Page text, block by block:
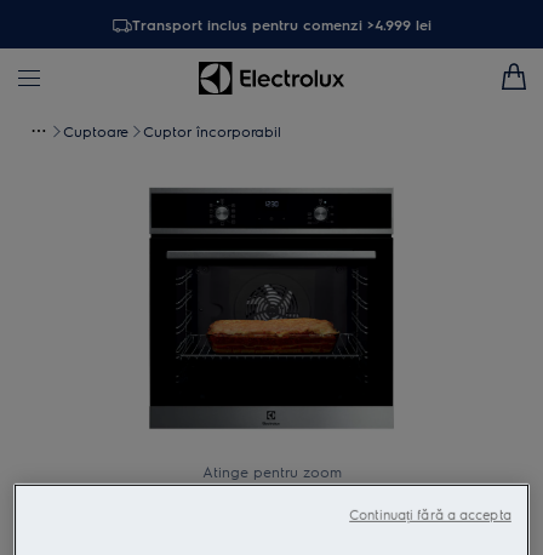
Transport inclus pentru comenzi >4.999 lei
Cuptoare Cuptor încorporabil
Atinge pentru zoom
Continuați fără a accepta